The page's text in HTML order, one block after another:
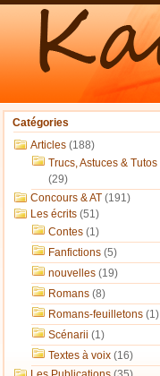
Catégories
Articles (188)
Trucs, Astuces & Tutos
(29)
Concours & AT (191)
Les écrits (51)
Contes (1)
Fanfictions (5)
nouvelles (19)
Romans (8)
Romans-feuilletons (1)
Scénarii (1)
Textes à voix (16)